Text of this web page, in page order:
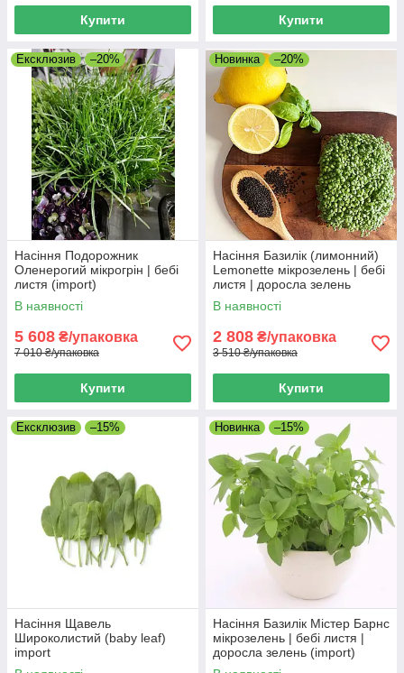
Купити Купити
Ексклюзив –20%
Насіння Подорожник
Оленерогий мікрогрін | бебі
листя (import)
В наявності
5 608 ₴/упаковка
7 010 ₴/упаковка
Купити
Новинка –20%
Насіння Базилік (лимонний)
Lemonette мікрозелень | бебі
листя | доросла зелень
(import)
В наявності
2 808 ₴/упаковка
3 510 ₴/упаковка
Купити
Ексклюзив –15%
Насіння Щавель
Широколистий (baby leaf)
import
Новинка –15%
Насіння Базилік Містер Барнс
мікрозелень | бебі листя |
доросла зелень (import)